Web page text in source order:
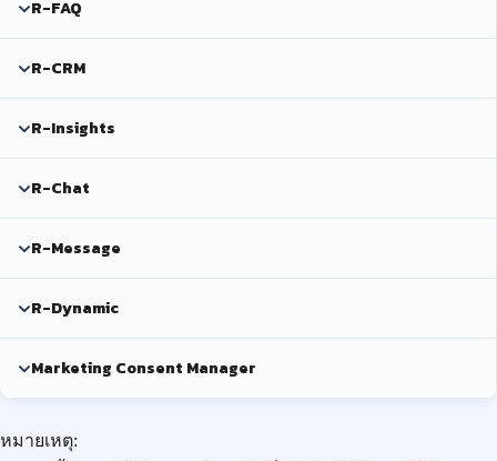
R-FAQ
R-CRM
R-Insights
R-Chat
R-Message
R-Dynamic
Marketing Consent Manager
หมายเหตุ: